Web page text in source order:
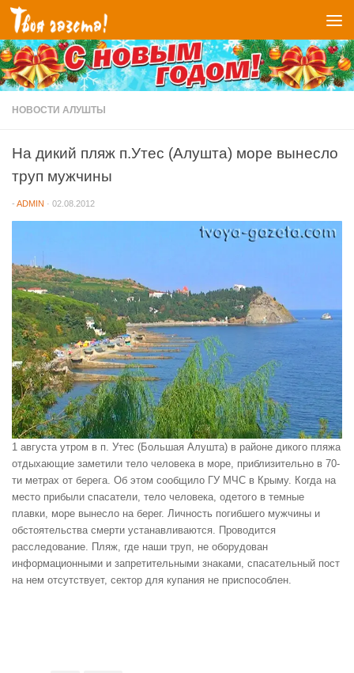
Перейти к содержимому
НОВОСТИ АЛУШТЫ
На дикий пляж п.Утес (Алушта) море вынесло
труп мужчины
- ADMIN · 02.08.2012
1 августа утром в п. Утес (Большая Алушта) в районе дикого пляжа
отдыхающие заметили тело человека в море, приблизительно в 70-
ти метрах от берега. Об этом сообщило ГУ МЧС в Крыму. Когда на
место прибыли спасатели, тело человека, одетого в темные
плавки, море вынесло на берег. Личность погибшего мужчины и
обстоятельства смерти устанавливаются. Проводится
расследование. Пляж, где наши труп, не оборудован
информационными и запретительными знаками, спасательный пост
на нем отсутствует, сектор для купания не приспособлен.